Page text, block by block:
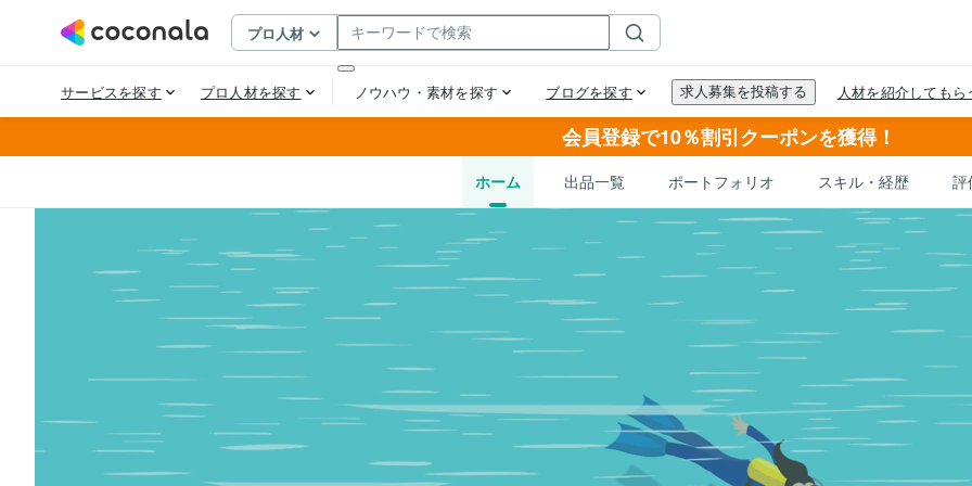
会員登録で10％割引クーポンを獲得！
ホーム 出品一覧 ポートフォリオ スキル・経歴 評